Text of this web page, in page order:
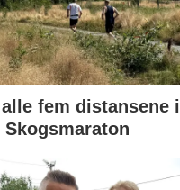
fem distansene i